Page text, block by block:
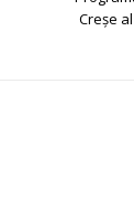
Creșe